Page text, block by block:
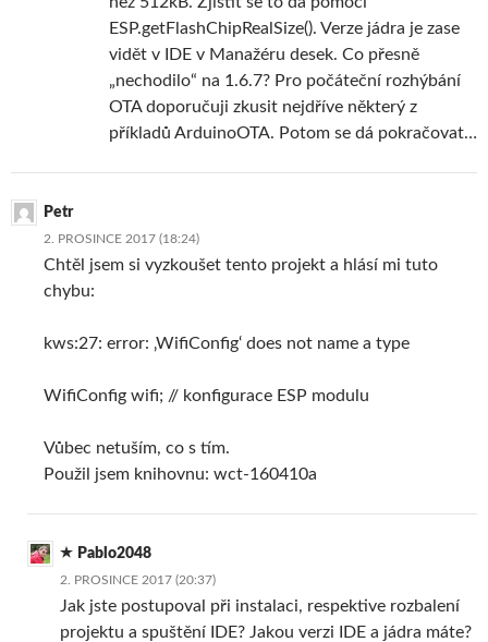
ESP.getFlashChipRealSize(). Verze jádra je zase
vidět v IDE v Manažéru desek. Co přesně
„nechodilo“ na 1.6.7? Pro počáteční rozhýbání
OTA doporučuji zkusit nejdříve některý z
příkladů ArduinoOTA. Potom se dá pokračovat…
Petr
2. PROSINCE 2017 (18:24)
Chtěl jsem si vyzkoušet tento projekt a hlásí mi tuto
chybu:
kws:27: error: ‚WifiConfig‘ does not name a type
WifiConfig wifi; // konfigurace ESP modulu
Vůbec netuším, co s tím.
Použil jsem knihovnu: wct-160410a
Pablo2048
2. PROSINCE 2017 (20:37)
Jak jste postupoval při instalaci, respektive rozbalení
projektu a spuštění IDE? Jakou verzi IDE a jádra máte?